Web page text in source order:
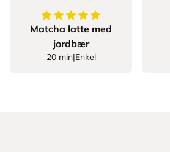
5av5stjerner
Matcha latte med
jordbær
20 min|Enkel